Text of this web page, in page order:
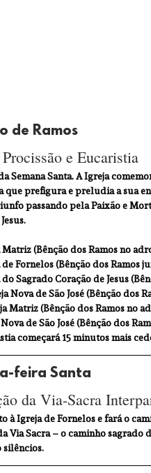
de Ramos
e Eucaristia
Semana Santa. A Igreja
que prefigura e preludia a sua
passando pela Paixão e
(Bênção dos Ramos no
Fornelos (Bênção dos Ramos
Sagrado Coração de Jesus
Nova de São José (Bênção dos
Matriz (Bênção dos Ramos no
de São José (Bênção dos
começará 15 minutos mais
feira Santa
da Via-Sacra
à Igreja de Fornelos e fará o
Via Sacra – o caminho
silêncios.